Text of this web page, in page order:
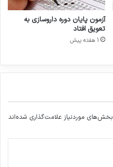
آزمون پایان دوره داروسازی به
تعویق افتاد
1 هفته پیش
بخش‌های موردنیاز علامت‌گذاری شده‌اند